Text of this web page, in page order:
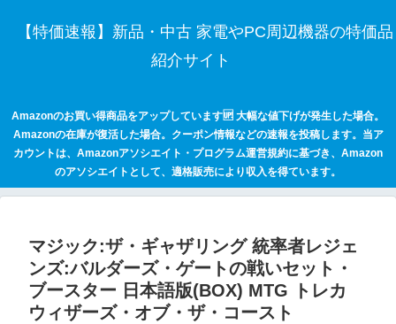
【特価速報】新品・中古 家電やPC周辺機器の特価品
紹介サイト
Amazonのお買い得商品をアップしています🆙 大幅な値下げが発生した場合。
Amazonの在庫が復活した場合。クーポン情報などの速報を投稿します。当ア
カウントは、Amazonアソシエイト・プログラム運営規約に基づき、Amazon
のアソシエイトとして、適格販売により収入を得ています。
マジック:ザ・ギャザリング 統率者レジェ
ンズ:バルダーズ・ゲートの戦いセット・
ブースター 日本語版(BOX) MTG トレカ
ウィザーズ・オブ・ザ・コースト